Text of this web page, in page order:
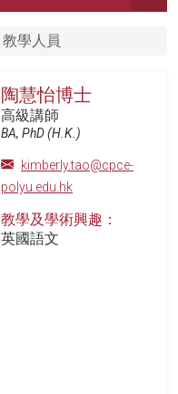
教學人員
陶慧怡博士
高級講師
BA, PhD (H.K.)
kimberly.tao@cpce-
polyu.edu.hk
教學及學術興趣：
英國語文